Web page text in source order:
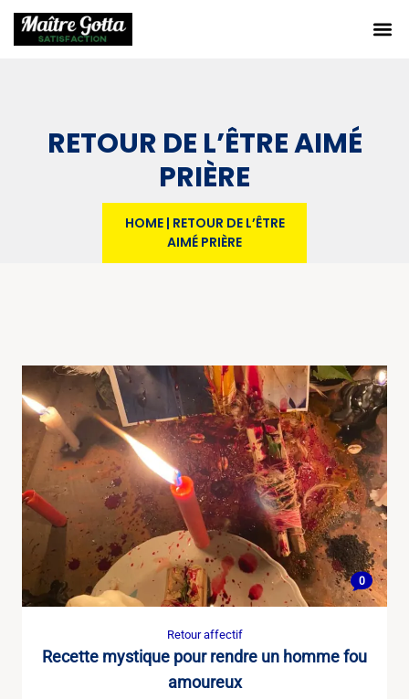
RETOUR DE L’ÊTRE AIMÉ
PRIÈRE
HOME| RETOUR DE L’ÊTRE
AIMÉ PRIÈRE
0
Retour affectif
Recette mystique pour rendre un homme fou
amoureux